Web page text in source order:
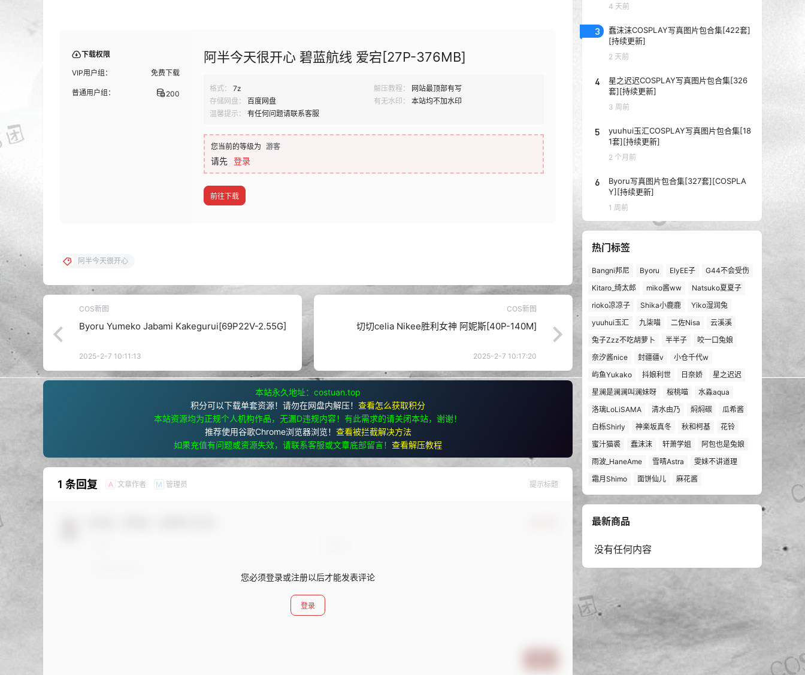
下载权限
VIP用户组： 免费下载
普通用户组： 200
阿半今天很开心 碧蓝航线 爱宕[27P-376MB]
格式： 7z 解压教程：
网站最顶部有写
存储网盘：
百度网盘 有无水印：
本站均不加水印
温馨提示：
有任何问题请联系客服
您当前的等级为 游客
请先 登录
前往下载
阿半今天很开心
COS新图
Byoru Yumeko Jabami Kakegurui[69P22V-2.55G]
2025-2-7 10:11:13
COS新图
切切celia Nikee胜利女神 阿妮斯[40P-140M]
2025-2-7 10:17:20
本站永久地址：costuan.top
积分可以下载单套资源！请勿在网盘内解压！ 查看怎么获取积分
本站资源均为正规个人机构作品，无漏D违规内容！有此需求的请关闭本站，谢谢！
推荐使用谷歌Chrome浏览器浏览！ 查看被拦截解决方法
如果充值有问题或资源失效，请联系客服或文章底部留言！ 查看解压教程
1 条回复 A 文章作者 M 管理员 提示标题
您必须登录或注册以后才能发表评论
登录
4 天前
3
蠢沫沫COSPLAY写真图片包合集[422套]
[持续更新]
2 天前
4
星之迟迟COSPLAY写真图片包合集[326
套][持续更新]
3 周前
5
yuuhui玉汇COSPLAY写真图片包合集[18
1套][持续更新]
2 个月前
6
Byoru写真图片包合集[327套][COSPLA
Y][持续更新]
1 周前
热门标签
Bangni邦尼 Byoru ElyEE子
G44不会受伤
Kitaro_绮太郎
miko酱ww
Natsuko夏夏子
rioko凉凉子
Shika小鹿鹿
Yiko湿润兔
yuuhui玉汇
九柒喵 二佐Nisa
云溪溪
兔子Zzz不吃胡萝卜
半半子
咬一口兔娘
奈汐酱nice
封疆疆v
小仓千代w
屿鱼Yukako
抖娘利世 日奈娇
星之迟迟
星澜是澜澜叫澜妹呀
桜桃喵
水淼aqua
洛璃LoLiSAMA
清水由乃 焖焖碳
瓜希酱
白栎Shirly
神楽坂真冬 秋和柯基
花铃
蜜汁猫裘
蠢沫沫 轩萧学姐
阿包也是兔娘
雨波_HaneAme
雪晴Astra
雯妹不讲道理
霜月Shimo
面饼仙儿 麻花酱
最新商品
没有任何内容